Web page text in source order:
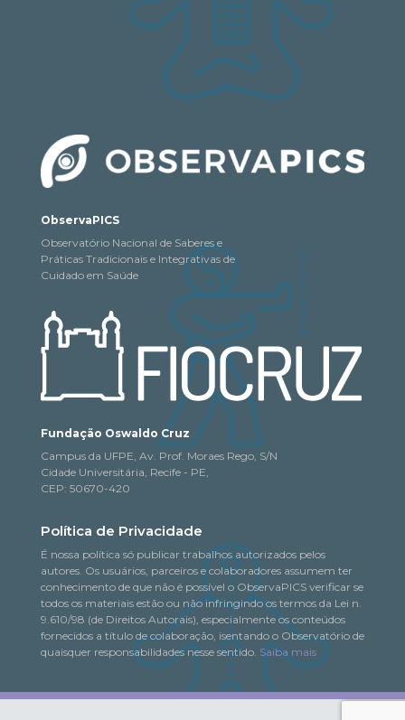
ObservaPICS
Observatório Nacional de Saberes e
Práticas Tradicionais e Integrativas de
Cuidado em Saúde
Fundação Oswaldo Cruz
Campus da UFPE, Av. Prof. Moraes Rego, S/N
Cidade Universitária, Recife - PE,
CEP: 50670-420
Política de Privacidade
É nossa política só publicar trabalhos autorizados pelos
autores. Os usuários, parceiros e colaboradores assumem ter
conhecimento de que não é possível o ObservaPICS verificar se
todos os materiais estão ou não infringindo os termos da Lei n.
9.610/98 (de Direitos Autorais), especialmente os conteúdos
fornecidos a título de colaboração, isentando o Observatório de
quaisquer responsabilidades nesse sentido. Saiba mais